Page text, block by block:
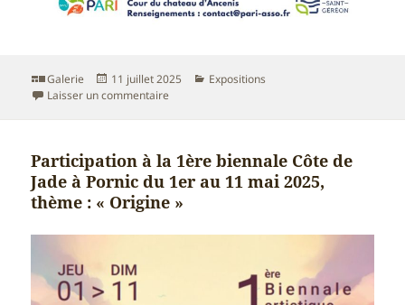
Format
Galerie
Publié
le
11 juillet 2025 Catégories
Expositions
Laisser un commentairesur EXPOSITION A LA GALERIE RIVE DE LOIRE
Participation à la 1ère biennale Côte de
Jade à Pornic du 1er au 11 mai 2025,
thème : « Origine »